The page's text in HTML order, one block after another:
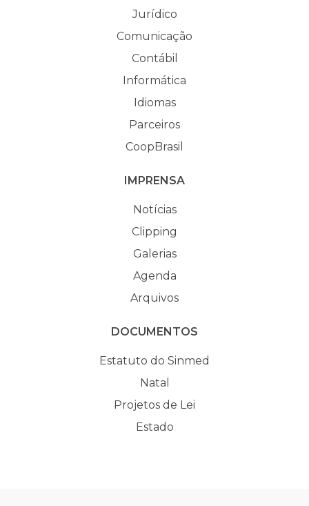
Jurídico
Comunicação
Contábil
Informática
Idiomas
Parceiros
CoopBrasil
IMPRENSA
Notícias
Clipping
Galerias
Agenda
Arquivos
DOCUMENTOS
Estatuto do Sinmed
Natal
Projetos de Lei
Estado